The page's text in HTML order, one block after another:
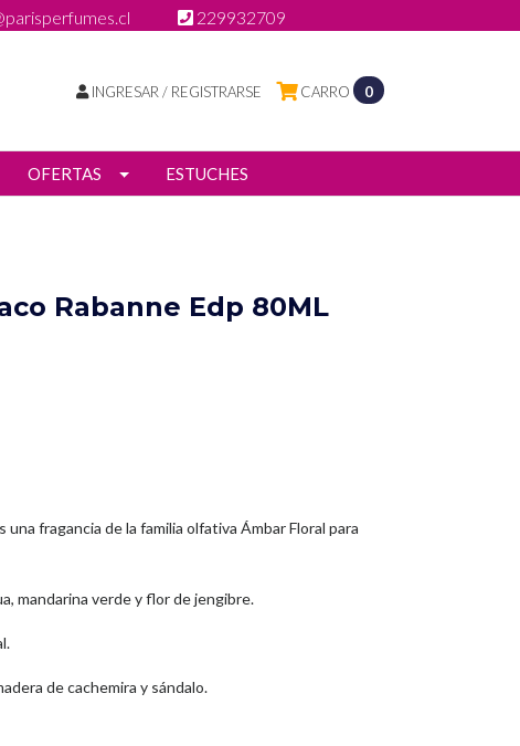
229932709
CARRO 0
INGRESAR / REGISTRARSE
OFERTAS ESTUCHES
Rabanne Edp 80ML
una fragancia de la familia olfativa Ámbar Floral para
mandarina verde y flor de jengibre.
de cachemira y sándalo.